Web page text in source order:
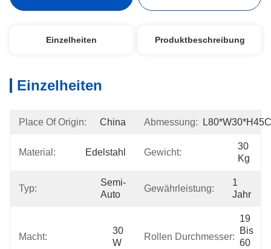
Einzelheiten Produktbeschreibung
Einzelheiten
Place Of Origin: China Abmessung:
Material: Edelstahl Gewicht:
30
Kg
Typ:
Semi-
Auto
Gewährleistung:
1
Jahr
Macht:
30
W
Rollen Durchmesser:
19
Bis
60